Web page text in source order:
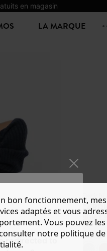
en magasin
redirected to
LA MARQUE
Enrichi
Couleur :
bon fonctionnement,
adaptés et vous
Vous pouvez les
notre politique de